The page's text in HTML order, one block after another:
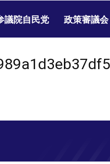
議院自民党 政策審議会